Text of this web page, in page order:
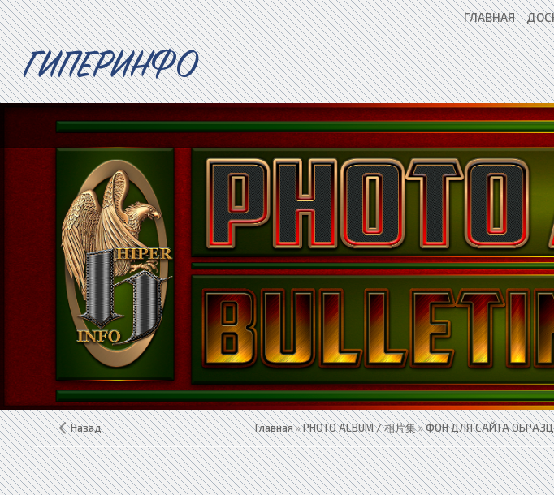
ГЛАВНАЯ
ГИПЕРИНФО
Назад Главная»PHOTO ALBUM / 相片集»ФОН ДЛЯ САЙТА ОБРАЗЦЫ /